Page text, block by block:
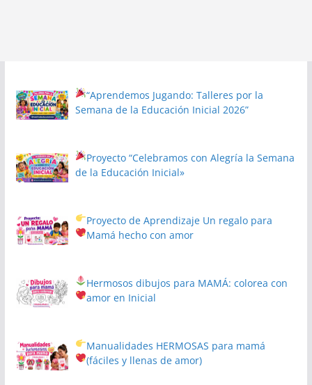
“Aprendemos Jugando: Talleres por la
Semana de la Educación Inicial 2026”
Proyecto“Celebramos con Alegría la Semana
de la Educación Inicial»
Proyecto de Aprendizaje Un regalo para
Mamá hecho con amor
Hermosos dibujos para MAMÁ: colorea con
amor en Inicial
Manualidades HERMOSAS para mamá
(fáciles y llenas de amor)